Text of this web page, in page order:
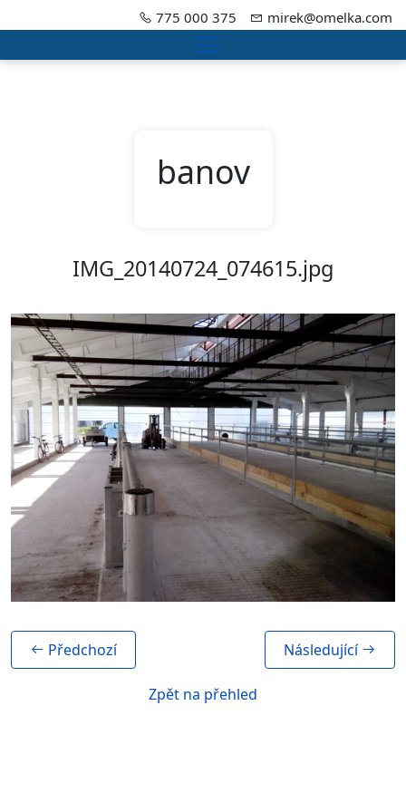
775 000 375 mirek@omelka.com
Menu
banov
IMG_20140724_074615.jpg
Předchozí
Zpět na přehled
Následující